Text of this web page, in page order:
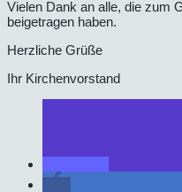
Vielen Dank an alle, die zum
beigetragen haben.
Herzliche Grüße
Ihr Kirchenvorstand